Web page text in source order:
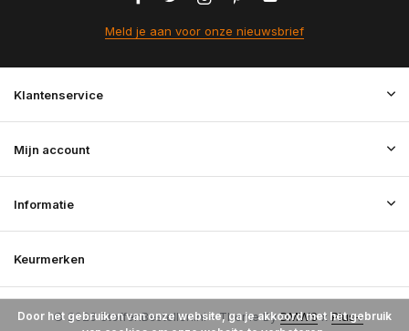
Meld je aan voor onze nieuwsbrief
Klantenservice
Mijn account
Informatie
Keurmerken
© 2026 StoffenBestellen.nl - Theme ByDMWSxPlus+
Door het gebruiken van onze website, ga je akkoord met het gebruik